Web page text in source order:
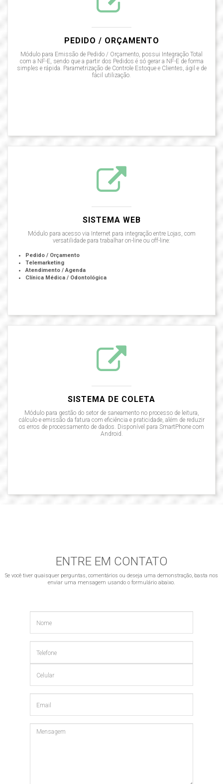
PEDIDO / ORÇAMENTO
Módulo para Emissão de Pedido / Orçamento, possui Integração Total
com a NF-E, sendo que a partir dos Pedidos é só gerar a NF-E de forma
simples e rápida. Parametrização de Controle Estoque e Clientes, ágil e de
fácil utilização.
SISTEMA WEB
Módulo para acesso via Internet para integração entre Lojas, com
versatilidade para trabalhar on-line ou off-line:
Pedido / Orçamento
Telemarketing
Atendimento / Agenda
Clínica Médica / Odontológica
SISTEMA DE COLETA
Módulo para gestão do setor de saneamento no processo de leitura,
cálculo e emissão da fatura com eficiência e praticidade, além de reduzir
os erros de processamento de dados. Disponível para SmartPhone com
Android.
ENTRE EM CONTATO
Se você tiver quaisquer perguntas, comentários ou deseja uma demonstração, basta nos
enviar uma mensagem usando o formulário abaixo.